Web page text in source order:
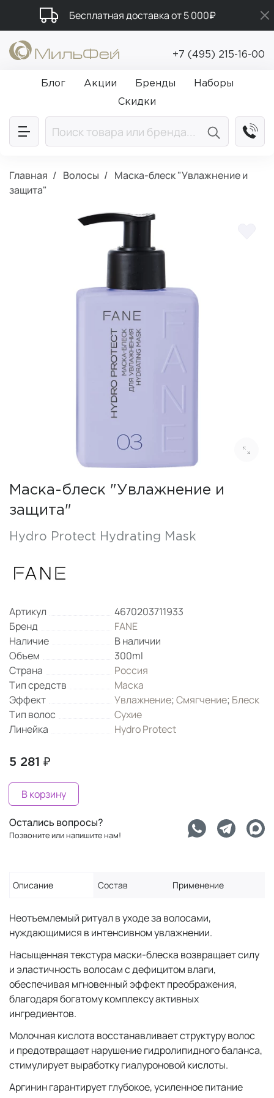
Бесплатная доставка от 5 000₽
Подарки в каждый заказ от 5 000₽
Промокод ПРИВЕТ
+7 (495) 215-16-00
Блог Акции Бренды
Наборы
Скидки
Главная Волосы
Маска-блеск "Увлажнение и
защита"
Маска-блеск "Увлажнение и
защита"
Hydro Protect Hydrating Mask
Артикул
4670203711933
Бренд
FANE
Наличие
В наличии
Объем
300ml
Страна
Россия
Тип средств
Маска
Эффект
Увлажнение;Смягчение; Блеск
Тип волос
Сухие
Линейка
Hydro Protect
5 281 ₽
В корзину
Остались вопросы?
Позвоните или напишите нам!
Описание Состав Применение
Неотъемлемый ритуал в уходе за волосами,
нуждающимися в интенсивном увлажнении.
Насыщенная текстура маски-блеска возвращает силу
и эластичность волосам с дефицитом влаги,
обеспечивая мгновенный эффект преображения,
благодаря богатому комплексу активных
ингредиентов.
Молочная кислота восстанавливает структуру волос
и предотвращает нарушение гидролипидного баланса,
стимулирует выработку гиалуроновой кислоты.
Аргинин гарантирует глубокое, усиленное питание